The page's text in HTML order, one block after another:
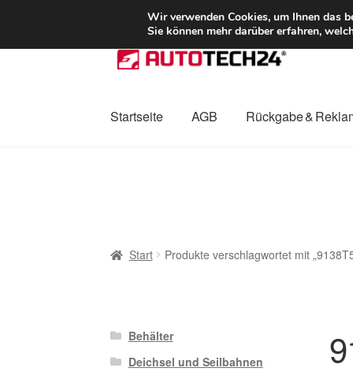
LIEFERUNG ab
Zur
Navigation
Zum
Inhalt
Startseite
AGB Rückgabe &
Start Produkte verschlagwortet mit
Behälter
Deichsel und Seilbahnen
Wir verwenden Cookies, um Ihnen das
Sie können mehr darüber erfahren,